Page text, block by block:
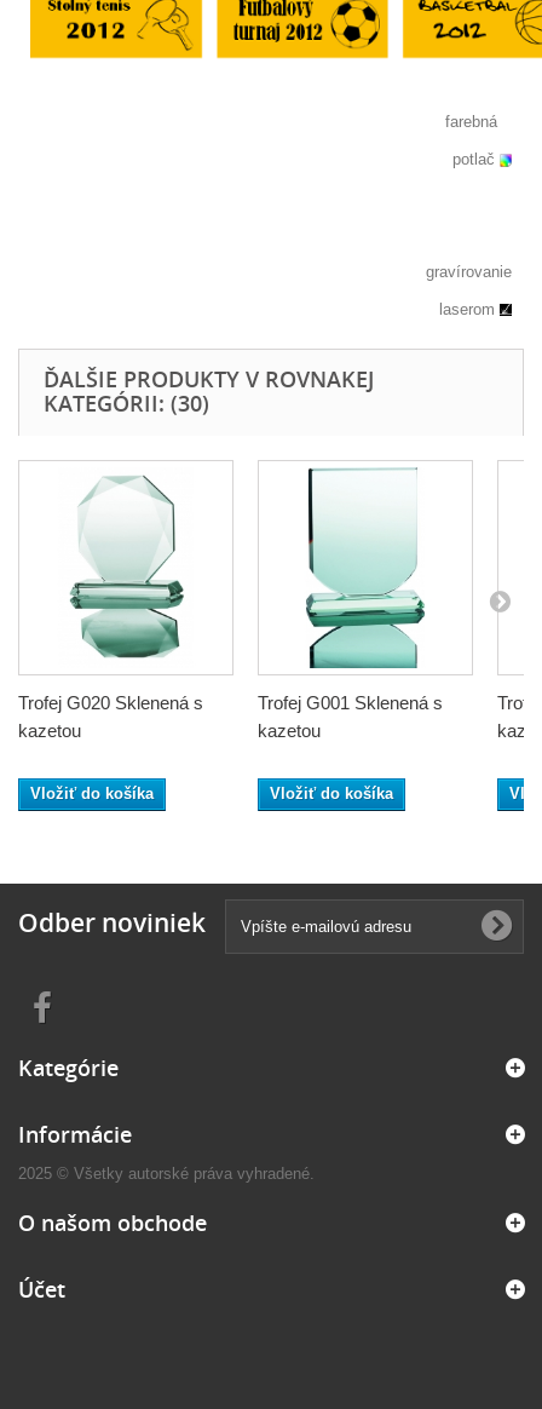
farebná
potlač
gravírovanie
laserom
ĎALŠIE PRODUKTY V ROVNAKEJ
KATEGÓRII: (30)
Trofej G020 Sklenená s
kazetou
Vložiť do košíka
Trofej G001 Sklenená s
kazetou
Vložiť do košíka
Odber noviniek
Kategórie
Informácie
2025 © Všetky autorské práva vyhradené.
O našom obchode
Účet